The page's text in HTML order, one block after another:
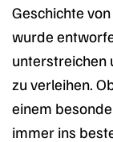
Geschichte
wurde
unterstreichen
zu verleihen.
einem
immer ins